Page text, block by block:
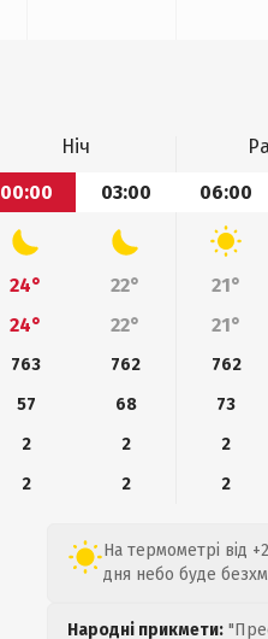
Ніч
00:00
03:00 06:00
24° 22° 21°
24°
22° 21°
763 762 762
57
68 73
2
2 2
2
2 2
На термометрі від
дня небо буде
Народні прикмети: